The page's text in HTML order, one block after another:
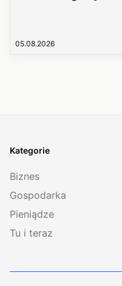
05.08.2026
Kategorie
Biznes
Gospodarka
Pieniądze
Tu i teraz